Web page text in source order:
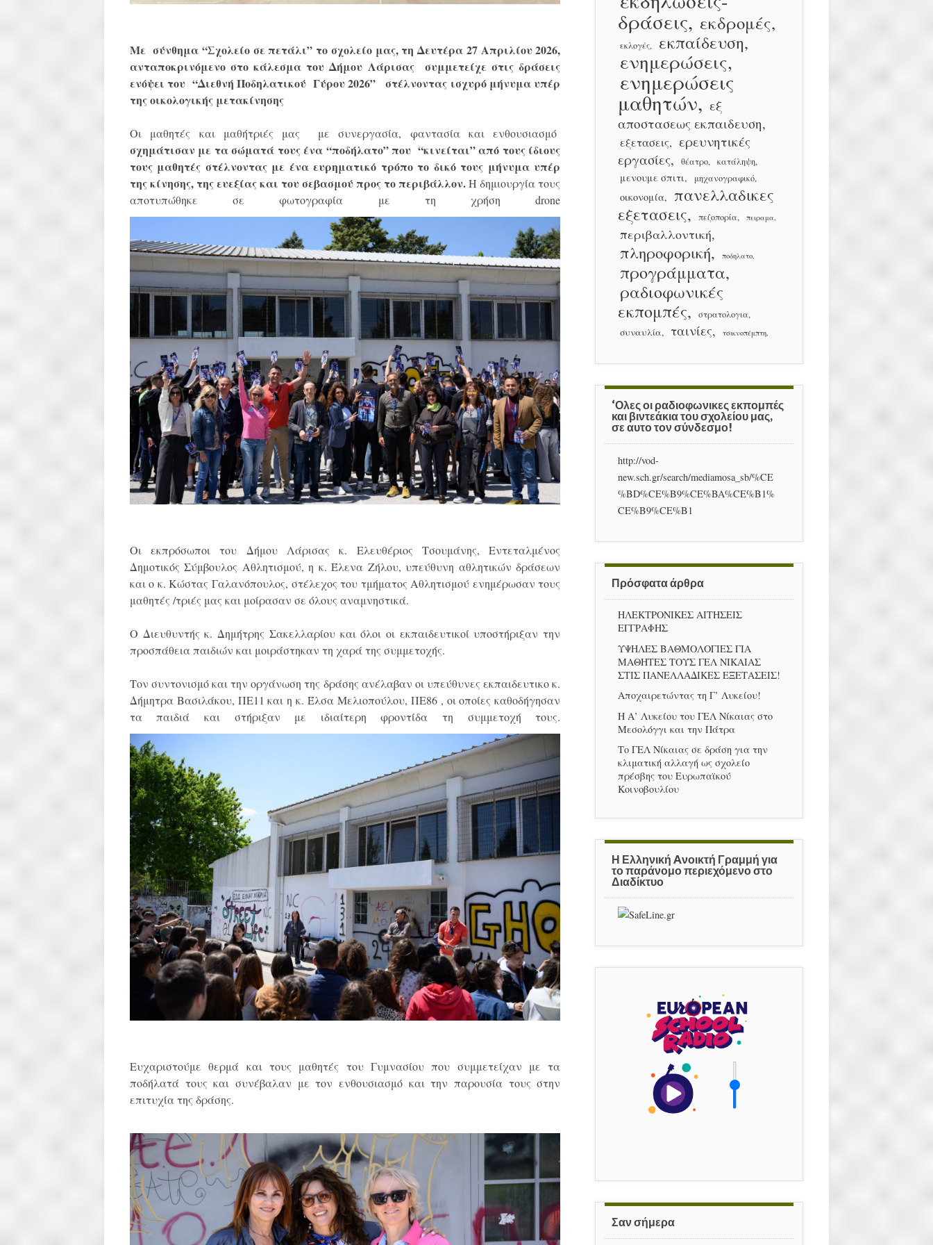
Με σύνθημα “Σχολείο σε πετάλι” το σχολείο μας, τη Δευτέρα 27 Απριλίου 2026,
ανταποκρινόμενο στο κάλεσμα του Δήμου Λάρισας συμμετείχε στις δράσεις
ενόψει του “Διεθνή Ποδηλατικού Γύρου 2026” στέλνοντας ισχυρό μήνυμα υπέρ
της οικολογικής μετακίνησης
Οι μαθητές και μαθήτριές μας με συνεργασία, φαντασία και ενθουσιασμό
σχημάτισαν με τα σώματά τουςένα “ποδήλατο” που “κινείται” από τους ίδιους
τους μαθητές στέλνοντας με ένα ευρηματικό τρόπο το δικό τους μήνυμα υπέρ
της κίνησης, της ευεξίας και του σεβασμού προς το περιβάλλον.Η δημιουργία τους
αποτυπώθηκε σε φωτογραφία με τη χρήση drone
Οι εκπρόσωποι του Δήμου Λάρισας κ. Ελευθέριος Τσουμάνης, Εντεταλμένος
Δημοτικός Σύμβουλος Αθλητισμού, η κ. Έλενα Ζήλου, υπεύθυνη αθλητικών δράσεων
και ο κ. Κώστας Γαλανόπουλος, στέλεχος του τμήματος Αθλητισμού ενημέρωσαν τους
μαθητές /τριές μας και μοίρασαν σε όλους αναμνηστικά.
Ο Διευθυντής κ. Δημήτρης Σακελλαρίου και όλοι οι εκπαιδευτικοί υποστήριξαν την
προσπάθειαπαιδιών και μοιράστηκαν τη χαρά της συμμετοχής.
Τον συντονισμό και την οργάνωση της δράσης ανέλαβαν οι υπεύθυνες εκπαιδευτικο κ.
Δήμητρα Βασιλάκου, ΠΕ11 και η κ. Έλσα Μελιοπούλου, ΠΕ86 , οι οποίες καθοδήγησαν
τα παιδιά και στήριξαν με ιδιαίτερη φροντίδα τη συμμετοχή τους.
Ευχαριστούμε θερμά και τους μαθητές του Γυμνασίου που συμμετείχαν με τα
ποδήλατά τους και συνέβαλαν με τον ενθουσιασμό και την παρουσία τους στην
επιτυχία της δράσης.
δράσεις εκδρομές
εκλογές εκπαίδευση
ενημερώσεις
ενημερώσεις
μαθητών
εξ
αποστασεως εκπαιδευση
εξετασεις
ερευνητικές
εργασίες
θέατρο κατάληψη
μενουμε σπιτι μηχανογραφικό
οικονομία
πανελλαδικες
εξετασεις
πεζοπορία πειραμα
περιβαλλοντική
πληροφορική ποδηλατο
προγράμματα
ραδιοφωνικές
εκπομπές
στρατολογια
συναυλία ταινίες τσικνοπέμπτη
‘Ολες οι ραδιοφωνικες εκπομπές
και βιντεάκια του σχολείου μας,
σε αυτο τον σύνδεσμο!
http://vod-
new.sch.gr/search/mediamosa_sb/%CE
%BD%CE%B9%CE%BA%CE%B1%
CE%B9%CE%B1
Πρόσφατα άρθρα
ΗΛΕΚΤΡΟΝΙΚΕΣ ΑΙΤΗΣΕΙΣ
ΕΓΓΡΑΦΗΣ
ΥΨΗΛΕΣ ΒΑΘΜΟΛΟΓΙΕΣ ΓΙΑ
ΜΑΘΗΤΕΣ ΤΟΥΣ ΓΕΛ ΝΙΚΑΙΑΣ
ΣΤΙΣ ΠΑΝΕΛΛΑΔΙΚΕΣ ΕΞΕΤΑΣΕΙΣ!
Αποχαιρετώντας τη Γ’ Λυκείου!
Η Α’ Λυκείου του ΓΕΛ Νίκαιας στο
Μεσολόγγι και την Πάτρα
Το ΓΕΛ Νίκαιας σε δράση για την
κλιματική αλλαγή ως σχολείο
πρέσβης του Ευρωπαϊκού
Κοινοβουλίου
Η Ελληνική Aνοικτή Γραμμή για
το παράνομο περιεχόμενο στο
Διαδίκτυο
Σαν σήμερα